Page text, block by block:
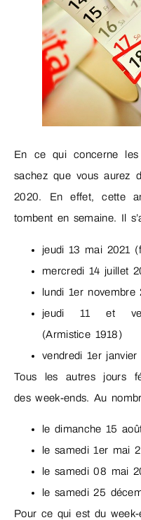
En ce qui concerne les
sachez que vous aurez
2020. En effet, cette
tombent en semaine. Il
jeudi 13 mai 2021
mercredi 14 juillet
lundi 1er novembre
jeudi 11 et
(Armistice 1918)
vendredi 1er
Tous les autres jours
des week-ends. Au
le dimanche 15
le samedi 1er mai
le samedi 08 mai
le samedi 25
Pour ce qui est du